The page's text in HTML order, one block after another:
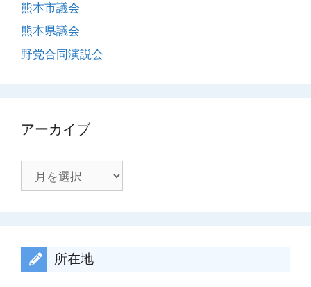
熊本市議会
熊本県議会
野党合同演説会
アーカイブ
所在地